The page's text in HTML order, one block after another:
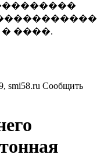
����.
smi58.ru Сообщить